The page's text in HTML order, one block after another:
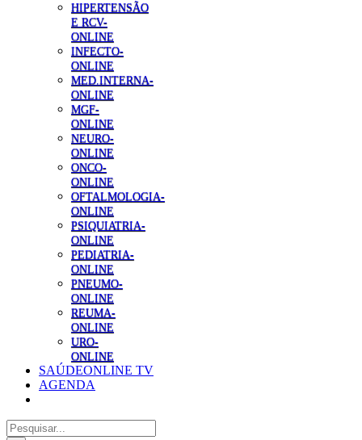
HIPERTENSÃO
E RCV-
ONLINE
INFECTO-
ONLINE
MED.INTERNA-
ONLINE
MGF-
ONLINE
NEURO-
ONLINE
ONCO-
ONLINE
OFTALMOLOGIA-
ONLINE
PSIQUIATRIA-
ONLINE
PEDIATRIA-
ONLINE
PNEUMO-
ONLINE
REUMA-
ONLINE
URO-
ONLINE
SAÚDEONLINE TV
AGENDA
Pesquisar